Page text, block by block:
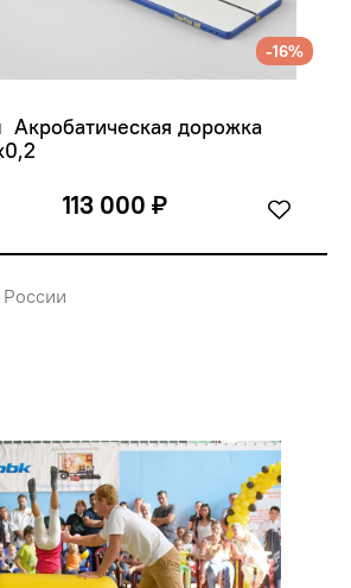
-16%
Акробатическая дорожка
113 000 ₽